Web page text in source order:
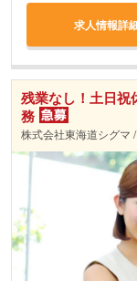
求人情報詳
残業なし！土日祝
務
株式会社東海道シグマ